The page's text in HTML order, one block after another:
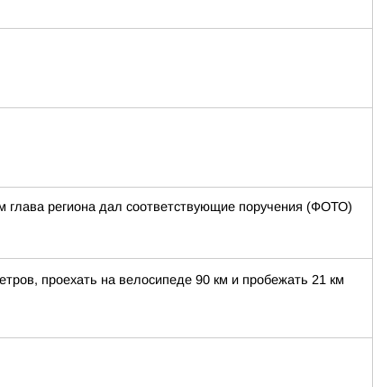
глава региона дал соответствующие поручения (ФОТО)
проехать на велосипеде 90 км и пробежать 21 км